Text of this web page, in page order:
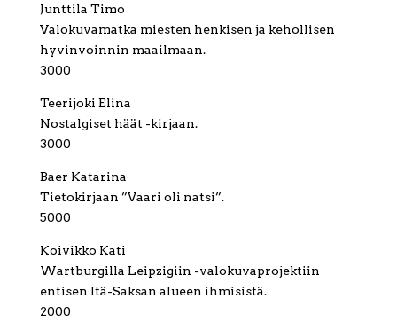
Junttila Timo
Valokuvamatka miesten henkisen ja kehollisen
hyvinvoinnin maailmaan.
3000
Teerijoki Elina
Nostalgiset häät -kirjaan.
3000
Baer Katarina
Tietokirjaan ”Vaari oli natsi”.
5000
Koivikko Kati
Wartburgilla Leipzigiin -valokuvaprojektiin
entisen Itä-Saksan alueen ihmisistä.
2000